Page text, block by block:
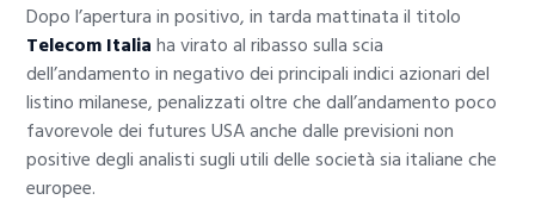
Dopo l’apertura in positivo, in tarda mattinata il titolo
Telecom Italiaha virato al ribasso sulla scia
dell’andamento in negativo dei principali indici azionari del
listino milanese, penalizzati oltre che dall’andamento poco
favorevole dei futures USA anche dalle previsioni non
positive degli analisti sugli utili delle società sia italiane che
europee.